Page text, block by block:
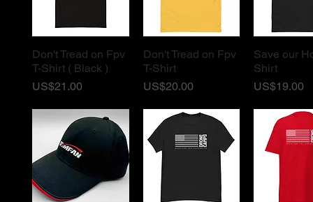
ดูข้อมูลด่วน
Don't Tread on Fpv
T-Shirt ( Black )
ราคา
US$21.00
ดูข้อมูลด่วน
Don't Tread on Fpv
T-Shirt
ราคา
US$20.00
ดูข้อมูล
Save our
Shirt
ราคา
US$19.00